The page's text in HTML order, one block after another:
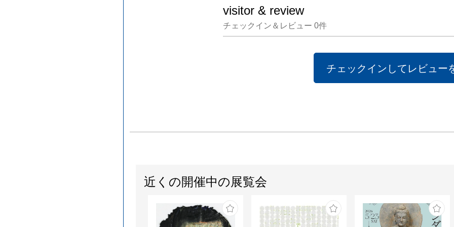
visitor & review
チェックイン＆レビュー 0件
チェックインしてレビュー
近くの開催中の展覧会